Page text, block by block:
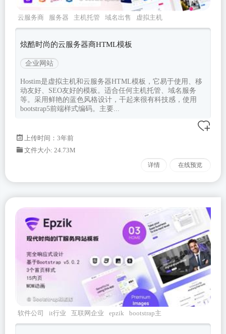
云服务商 服务器 主机托管 域名出售 虚拟主机
炫酷时尚的云服务器商HTML模板
企业网站
Hostim是虚拟主机和云服务器HTML模板，它易于使用、移
动友好、SEO友好的模板。适合任何主机托管、域名服务
等。采用鲜艳的蓝色风格设计，干起来很有科技感，使用
bootstrap5前端样式编码。主要...
上传时间：3年前
文件大小: 24.73M
详情 在线预览
软件公司 it行业 互联网企业 epzik
bootstrap主
题